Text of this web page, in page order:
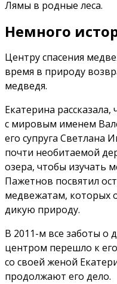
Лямы в родные леса.
Немного
Центру спасения
время в природу
медведя.
Екатерина
с мировым именем
его супруга Светлана
почти необитаемой
озера, чтобы изучать
Пажетнов посвятил
медвежатам, которых
дикую природу.
В 2011-м все заботы о
центром перешло к
со своей женой
продолжают его дело.